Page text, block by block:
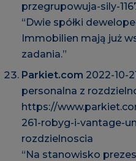
przegrupowuja-sily-
“Dwie spółki
Immobilien mają już
zadania.”
Parkiet.com 2022-10-
personalna z
https://
261-robyg-i-vantage-
rozdzielnoscia
“Na stanowisko